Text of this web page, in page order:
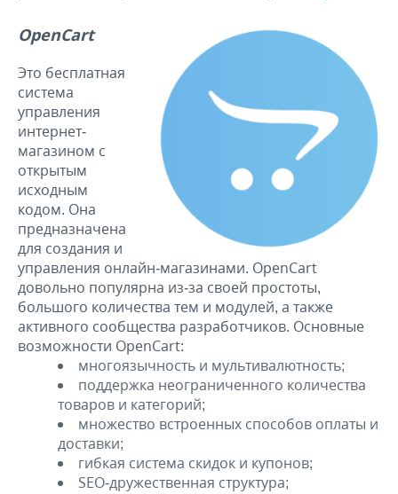
OpenCart
Это бесплатная
система
управления
интернет-
магазином с
открытым
исходным
кодом. Она
предназначена
для создания и
управления онлайн-магазинами. OpenCart
довольно популярна из-за своей простоты,
большого количества тем и модулей, а также
активного сообщества разработчиков. Основные
возможности OpenCart:
многоязычность и мультивалютность;
поддержка неограниченного количества
товаров и категорий;
множество встроенных способов оплаты и
доставки;
гибкая система скидок и купонов;
SEO-дружественная структура;